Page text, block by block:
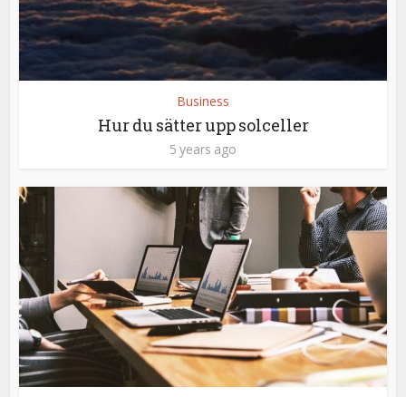
Business
Hur du sätter upp solceller
5 years ago